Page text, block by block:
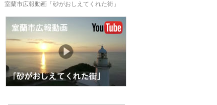
室蘭市広報動画「砂がおしえてくれた街」